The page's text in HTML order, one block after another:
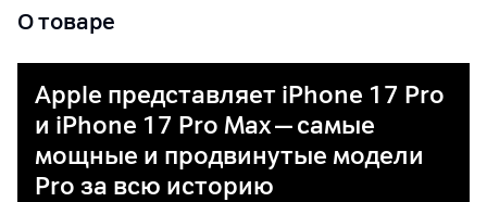
О товаре
Apple представляет iPhone 17 Pro
и iPhone 17 Pro Max — самые
мощные и продвинутые модели
Pro за всю историю